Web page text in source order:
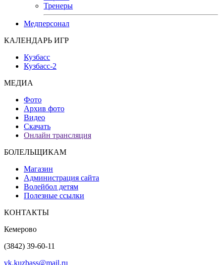
Тренеры
Медперсонал
КАЛЕНДАРЬ ИГР
Кузбасс
Кузбасс-2
МЕДИА
Фото
Архив фото
Видео
Скачать
Онлайн трансляция
БОЛЕЛЬЩИКАМ
Магазин
Администрация сайта
Волейбол детям
Полезные ссылки
КОНТАКТЫ
Кемерово
(3842) 39-60-11
vk.kuzbass@mail.ru